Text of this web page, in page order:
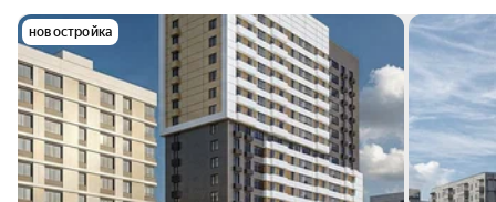
новостройка